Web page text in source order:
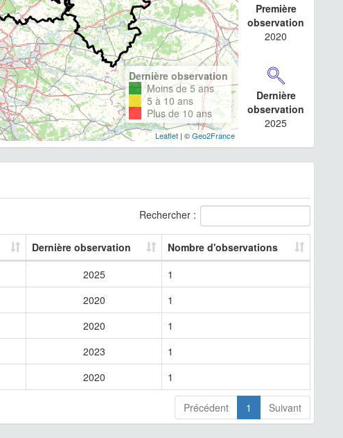
Dernière observation
Moins de 5 ans
5 à 10 ans
Plus de 10 ans
Leaflet| ©Geo2France
Première
observation
2020
Dernière
observation
2025
Rechercher :
Dernière observation
Nombre d'observations
2025
1
2020
1
2020
1
2023
1
2020 1
Précédent 1 Suivant